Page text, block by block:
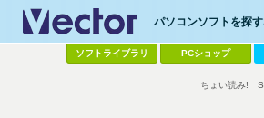
パソコンソフトを探
ソフトライブラリ PCショップ
ちょい読み!